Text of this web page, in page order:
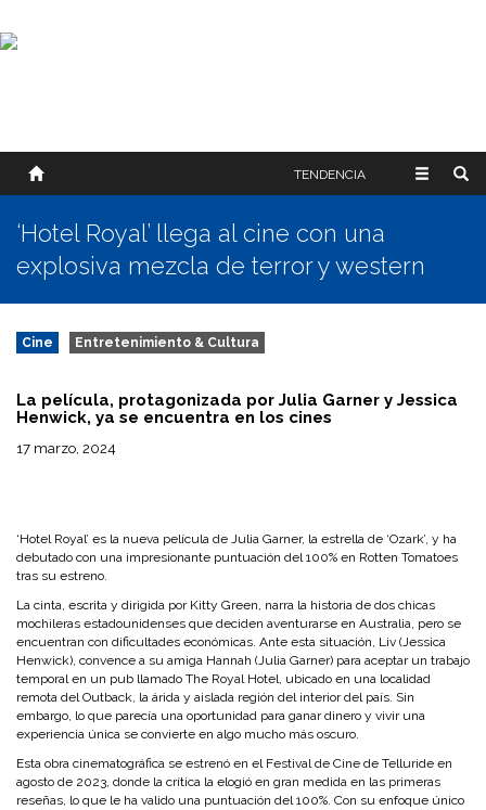
SOBRE NOSOTROS
TENDENCIA
‘Hotel Royal’ llega al cine con una
explosiva mezcla de terror y western
Cine Entretenimiento & Cultura
La película, protagonizada por Julia Garner y Jessica
Henwick, ya se encuentra en los cines
17 marzo, 2024
‘Hotel Royal’ es la nueva película de Julia Garner, la estrella de ‘Ozark’, y ha
debutado con una impresionante puntuación del 100% en Rotten Tomatoes
tras su estreno.
La cinta, escrita y dirigida por Kitty Green, narra la historia de dos chicas
mochileras estadounidenses que deciden aventurarse en Australia, pero se
encuentran con dificultades económicas. Ante esta situación, Liv (Jessica
Henwick), convence a su amiga Hannah (Julia Garner) para aceptar un trabajo
temporal en un pub llamado The Royal Hotel, ubicado en una localidad
remota del Outback, la árida y aislada región del interior del país. Sin
embargo, lo que parecía una oportunidad para ganar dinero y vivir una
experiencia única se convierte en algo mucho más oscuro.
Esta obra cinematográfica se estrenó en el Festival de Cine de Telluride en
agosto de 2023, donde la crítica la elogió en gran medida en las primeras
reseñas, lo que le ha valido una puntuación del 100%. Con su enfoque único